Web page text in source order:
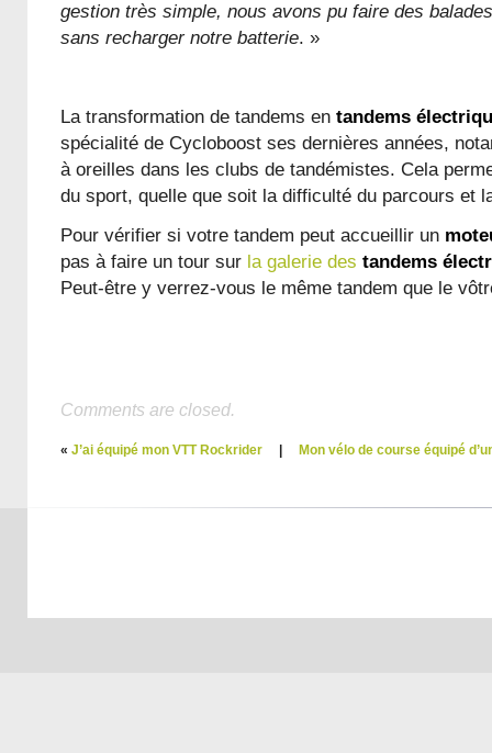
gestion très simple, nous avons pu faire des
sans recharger notre batterie. »
La transformation de tandems en tandems
spécialité de Cycloboost ses dernières années,
à oreilles dans les clubs de tandémistes. Cela
du sport, quelle que soit la difficulté du parcours et
Pour vérifier si votre tandem peut accueillir un
pas à faire un tour sur la galerie des tandems
Peut-être y verrez-vous le même tandem que le
Comments are closed.
« J’ai équipé mon VTT Rockrider Mon vélo de course équipé